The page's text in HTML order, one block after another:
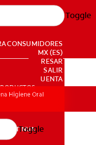
Toggle
PRODUCTOS
CONTINUA
CONSUMIDORES
MX (ES)
INGRESAR
SALIR
DE LA CUENTA
CONTINUA
Toggle
Higiene Oral